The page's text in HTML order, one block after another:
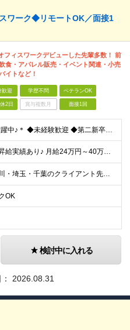
ワーク◆リモートOK／面接1
フィスワークデビューした先輩多数！ 前
食・アパレル販売・イベント関連・小売
イトなど！
歓迎 学歴不問 ベテランOK
2日 賞与複数月 面接1回
＊20代30代活躍中♪＊ ◆未経験歓迎 ◆第二新卒OK ◆フリーターOK ◆ブランクがある方も歓迎 ◆学歴不問 業績好調につき積極採用中！ 充実の研修とフォロー体制をご用意してお待ちしています◎
◆半年以内の昇給実績あり♪ 月給24万円～40万円 ※試用期間6カ月（期間中の待遇の変更はありません） ★入社直後から昇給のチャンスあり！★ 頑張りをしっかりと収入で還元する仕組みがあるため、 ス
◆東京・神奈川・埼玉・千葉のクライアント先または本社での勤務です ◆最寄り駅から通えるよう、勤務地を考慮します！ ◆7割がリモートワーク(フルリモート＆ハイブリッドワークあり） 【本社】 東京都港区
OK
検討中に入れる
2026.08.31